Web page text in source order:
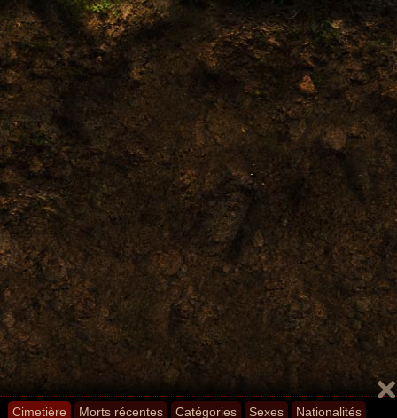
Cimetière Morts récentes Catégories Sexes Nationalités